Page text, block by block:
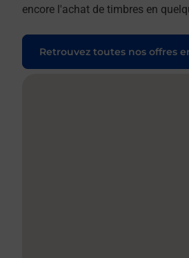
encore l'achat de timbres en
Retrouvez toutes nos offres